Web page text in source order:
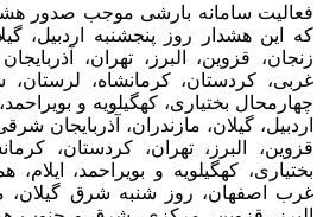
فعالیت سامانه بارشی موجب صدور
که این هشدار روز پنجشنبه اردبیل،
زنجان، قزوین، البرز، تهران،
غربی، کردستان، کرمانشاه،
چهارمحال بختیاری، کهگیلویه و
اردبیل، گیلان، مازندران، آذربایجان
قزوین، البرز، تهران، کردستان،
بختیاری، کهگیلویه و بویراحمد،
غرب اصفهان، روز شنبه شرق گیلان،